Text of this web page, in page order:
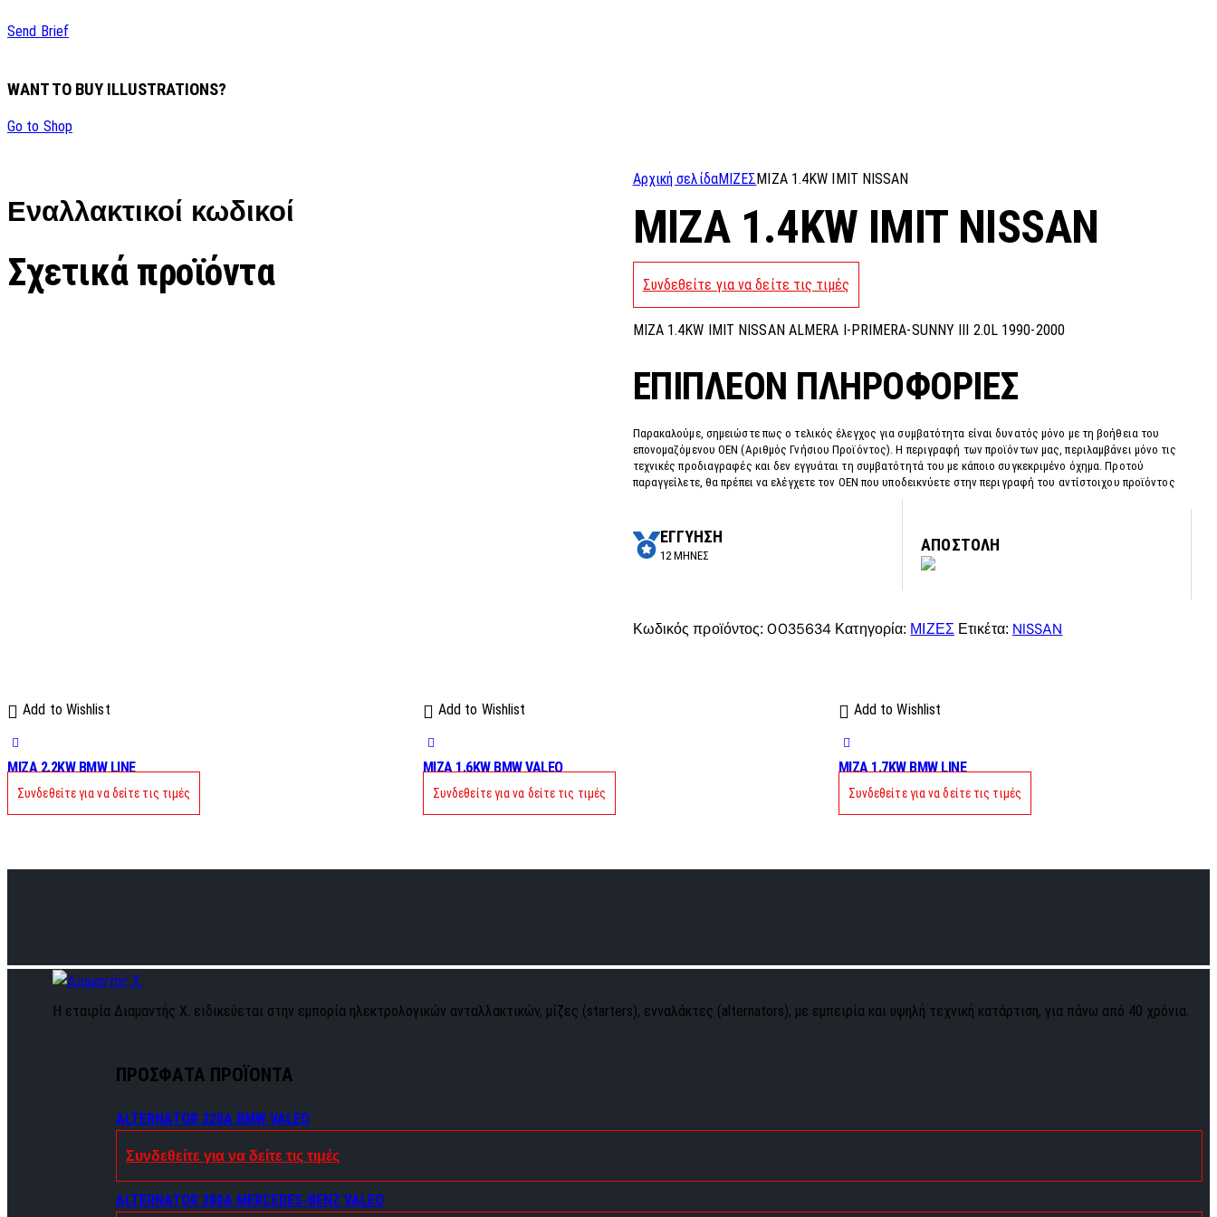
Send Brief
WANT TO BUY ILLUSTRATIONS?
Go to Shop
Αρχική σελίδαΜΙΖΕΣ MIZA 1.4KW IMIT NISSAN
MIZA 1.4KW IMIT NISSAN
Συνδεθείτε για να δείτε τις τιμές
MIZA 1.4KW IMIT NISSAN ALMERA I-PRIMERA-SUNNY III 2.0L 1990-2000
ΕΠΙΠΛΈΟΝ ΠΛΗΡΟΦΟΡΊΕΣ
Παρακαλούμε, σημειώστε πως ο τελικός έλεγχος για συμβατότητα είναι δυνατός μόνο με τη βοήθεια του
επονομαζόμενου OEN (Αριθμός Γνήσιου Προϊόντος). Η περιγραφή των προϊόντων μας, περιλαμβάνει μόνο τις
τεχνικές προδιαγραφές και δεν εγγυάται τη συμβατότητά του με κάποιο συγκεκριμένο όχημα. Προτού
παραγγείλετε, θα πρέπει να ελέγχετε τον OEN που υποδεικνύετε στην περιγραφή του αντίστοιχου προϊόντος
ΕΓΓΥΗΣΗ
12 ΜΗΝΕΣ
ΑΠΟΣΤΟΛΗ
Κωδικός προϊόντος:0035634 Κατηγορία: ΜΙΖΕΣ Ετικέτα: NISSAN
Εναλλακτικοί κωδικοί
Σχετικά προϊόντα
Add to Wishlist
MIZA 2.2KW BMW LINE
Συνδεθείτε για να δείτε τις τιμές
Add to Wishlist
MIZA 1.6KW BMW VALEO
Συνδεθείτε για να δείτε τις τιμές
Add to Wishlist
MIZA 1.7KW BMW LINE
Συνδεθείτε για να δείτε τις τιμές
Η εταιρία Διαμαντής Χ. ειδικεύεται στην εμπορία ηλεκτρολογικών ανταλλακτικών, μίζες (starters), ενναλάκτες (alternators), με εμπειρία και υψηλή τεχνική κατάρτιση, για πάνω από 40 χρόνια.
ΠΡΟΣΦΑΤΑ ΠΡΟΪΟΝΤΑ
ALTERNATOR 220A BMW VALEO
Συνδεθείτε για να δείτε τις τιμές
ALTERNATOR 280A MERCEDES-BENZ VALEO